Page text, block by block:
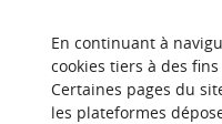
En continuant à
cookies tiers à des
Certaines pages du
les plateformes